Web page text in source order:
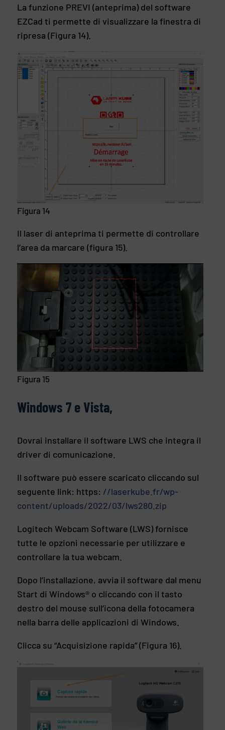
La funzione PREVI (anteprima) del software
EZCad ti permette di visualizzare la finestra di
ripresa (Figura 14).
Figura 14
Il laser di anteprima ti permette di controllare
l’area da marcare (figura 15).
Figura 15
Windows 7 e Vista,
Dovrai installare il software LWS che integra il
driver di comunicazione.
Il software può essere scaricato cliccando sul
seguente link: https: //laserkube.fr/wp-
content/uploads/2022/03/lws280.zip
Logitech Webcam Software (LWS) fornisce
tutte le opzioni necessarie per utilizzare e
controllare la tua webcam.
Dopo l’installazione, avvia il software dal menu
Start di Windows® o cliccando con il tasto
destro del mouse sull’icona della fotocamera
nella barra delle applicazioni di Windows.
Clicca su “Acquisizione rapida” (Figura 16).